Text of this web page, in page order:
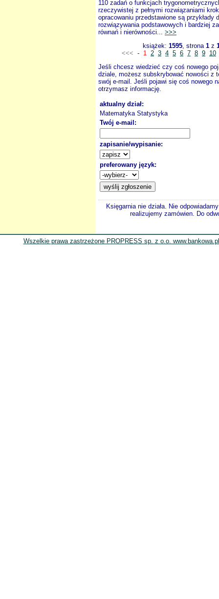
110 zadań o funkcjach
rzeczywistej z pełnymi rozwiązaniami
opracowaniu przedstawione są przykłady
rozwiązywania podstawowych i bardziej
równań i nierówności... >>>
książek: 1595, strona 1 z
<<< - 1 2 3 4 5 6 7 8 9 10
Jeśli chcesz wiedzieć czy coś nowego
dziale, możesz subskrybować nowości z
swój e-mail. Jeśli pojawi się coś nowego
otrzymasz informację.
aktualny dział:
Matematyka Statystyka
Twój e-mail:
zapisanie/wypisanie:
preferowany język:
Księgarnia nie działa. Nie
realizujemy zamówien. Do
Wszelkie prawa zastrzeżone PROPRESS sp. z o.o.